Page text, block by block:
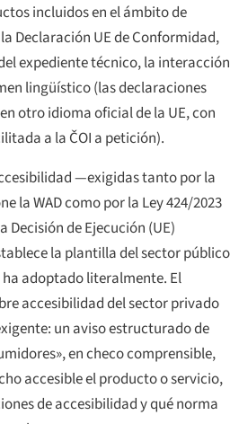
incluidos en el ámbito de
Declaración UE de Conformidad,
expediente técnico, la interacción
lingüístico (las declaraciones
otro idioma oficial de la UE, con
a la ČOI a petición).
—exigidas tanto por la
la WAD como por la Ley 424/2023
Decisión de Ejecución (UE)
la plantilla del sector público
adoptado literalmente. El
accesibilidad del sector privado
un aviso estructurado de
en checo comprensible,
accesible el producto o servicio,
de accesibilidad y qué norma